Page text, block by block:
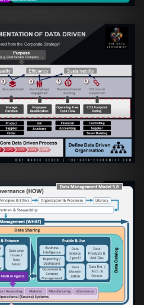
Case orientierte
Driven Company
VIEW
Architektur für
Unternehmen
VIEW